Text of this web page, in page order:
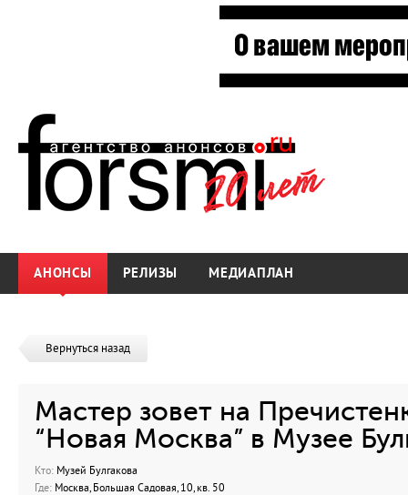
АНОНСЫ РЕЛИЗЫ МЕДИАПЛАН
Вернуться назад
Мастер зовет на
“Новая Москва” в Музее
Кто: Музей Булгакова
Где: Москва, Большая Садовая, 10, кв. 50